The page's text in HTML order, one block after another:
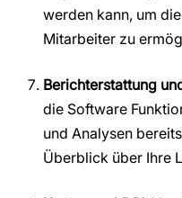
werden kann, um
Mitarbeiter zu
Berichterstattung
die Software
und Analysen
Überblick über Ihre